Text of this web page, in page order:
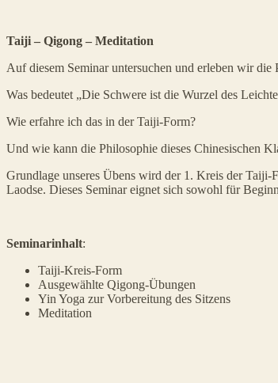
Taiji – Qigong – Meditation
Auf diesem Seminar untersuchen und erleben wir
Was bedeutet „Die Schwere ist die Wurzel des
Wie erfahre ich das in der Taiji-Form?
Und wie kann die Philosophie dieses Chinesischen
Grundlage unseres Übens wird der 1. Kreis der
Laodse. Dieses Seminar eignet sich sowohl für
Seminarinhalt:
Taiji-Kreis-Form
Ausgewählte Qigong-Übungen
Yin Yoga zur Vorbereitung des Sitzens
Meditation